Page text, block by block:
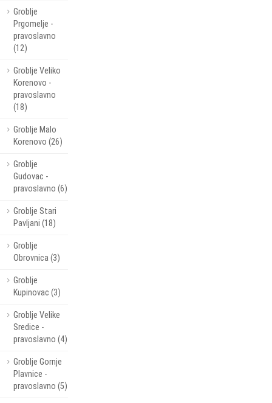
Groblje
Prgomelje -
pravoslavno
(12)
Groblje Veliko
Korenovo -
pravoslavno
(18)
Groblje Malo
Korenovo (26)
Groblje
Gudovac -
pravoslavno (6)
Groblje Stari
Pavljani (18)
Groblje
Obrovnica (3)
Groblje
Kupinovac (3)
Groblje Velike
Sredice -
pravoslavno (4)
Groblje Gornje
Plavnice -
pravoslavno (5)